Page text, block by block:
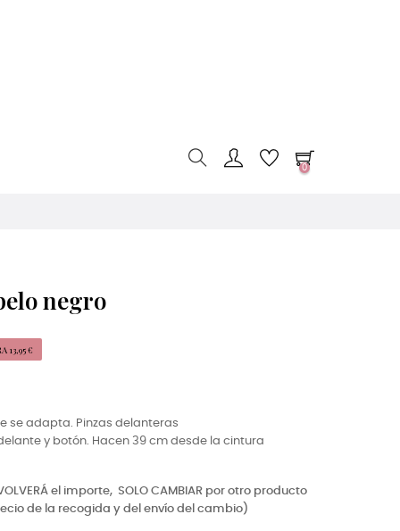
0
negro
13,95 €
se adapta. Pinzas delanteras
y botón. Hacen 39 cm desde la cintura
el importe, SOLO CAMBIAR por otro producto
de la recogida y del envío del cambio)